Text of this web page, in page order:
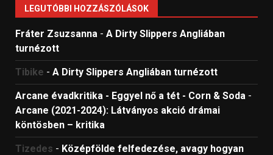
LEGUTÓBBI HOZZÁSZÓLÁSOK
Fráter Zsuzsanna - A Dirty Slippers Angliában
turnézott
Tibike - A Dirty Slippers Angliában turnézott
Arcane évadkritika - Eggyel nő a tét - Corn & Soda -
Arcane (2021-2024): Látványos akció drámai
köntösben – kritika
Tizedes - Középfölde felfedezése, avagy hogyan